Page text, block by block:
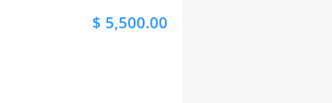
$ 5,500.00